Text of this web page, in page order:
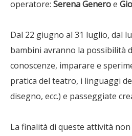
operatore: Serena Generoe
Dal 22 giugno al 31 luglio, dal
bambini avranno la possibilità
conoscenze, imparare e
pratica del teatro, i linguaggi
disegno, ecc.) e passeggiate
La finalità di queste attività